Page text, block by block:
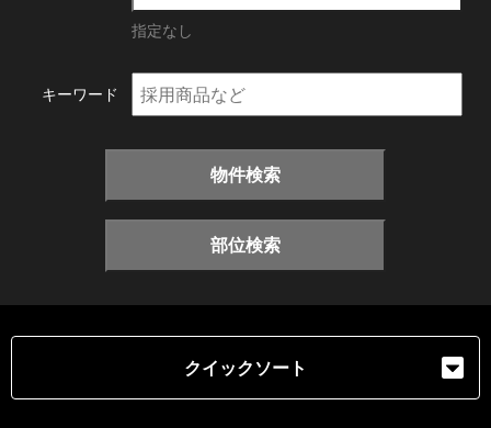
指定なし
キーワード
物件検索
部位検索
クイックソート